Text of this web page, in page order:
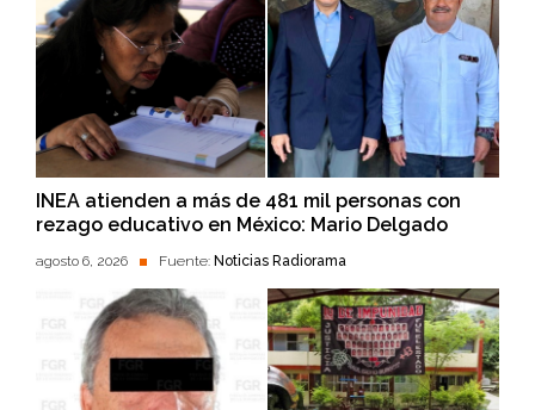
INEA atienden a más de 481 mil personas con
rezago educativo en México: Mario Delgado
agosto 6, 2026 Fuente: Noticias Radiorama